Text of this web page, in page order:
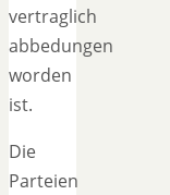
vertraglich
abbedungen
worden
ist.
Die
Parteien